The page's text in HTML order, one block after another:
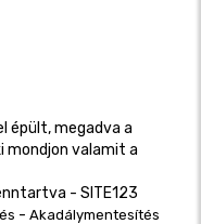
épült, megadva a
mondjon valamit a
- SITE123
- Akadálymentesítés